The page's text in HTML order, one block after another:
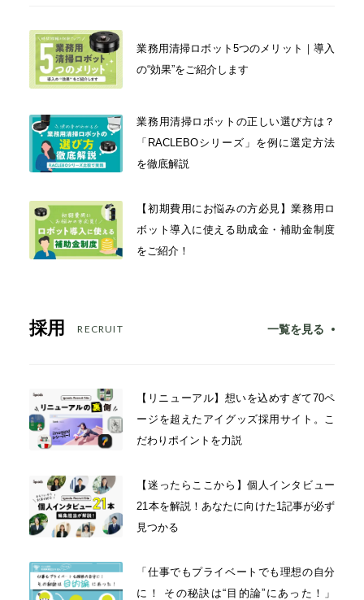
業務用清掃ロボット5つのメリット｜導入
の“効果”をご紹介します
業務用清掃ロボットの正しい選び方は？
「RACLEBOシリーズ」を例に選定方法
を徹底解説
【初期費用にお悩みの方必見】業務用ロ
ボット導入に使える助成金・補助金制度
をご紹介！
採用 RECRUIT 一覧を見る
【リニューアル】想いを込めすぎて70ペ
ージを超えたアイグッズ採用サイト。こ
だわりポイントを力説
【迷ったらここから】個人インタビュー
21本を解説！あなたに向けた1記事が必ず
見つかる
「仕事でもプライベートでも理想の自分
に！ その秘訣は“目的論”にあった！」